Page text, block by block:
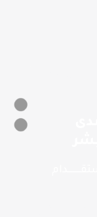
بمعايير